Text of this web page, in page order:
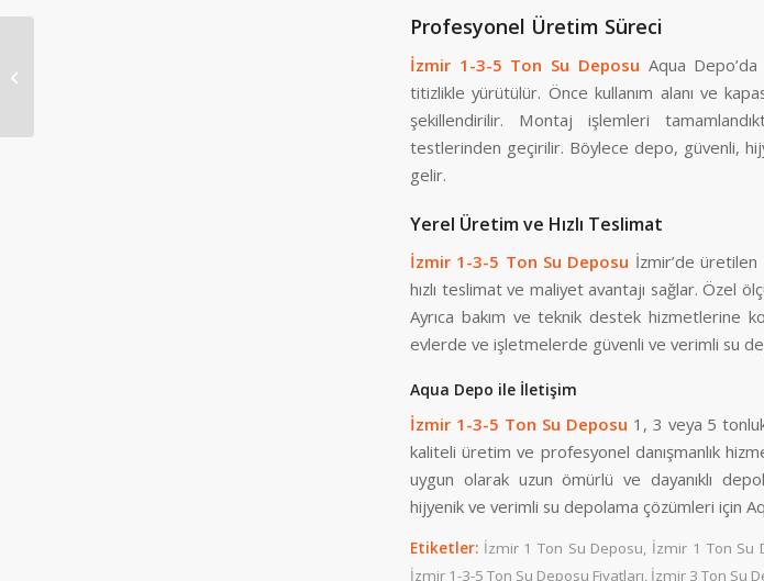
Profesyonel Üretim Süreci
İzmir 1-3-5 Ton Su Deposu Aqua
titizlikle yürütülür. Önce kullanım alanı ve
şekillendirilir. Montaj işlemleri
testlerinden geçirilir. Böylece depo, güvenli,
gelir.
Yerel Üretim ve Hızlı Teslimat
İzmir 1-3-5 Ton Su Deposu İzmir’de
hızlı teslimat ve maliyet avantajı sağlar. Özel
Ayrıca bakım ve teknik destek hizmetlerine
evlerde ve işletmelerde güvenli ve verimli su
Aqua Depo ile İletişim
İzmir 1-3-5 Ton Su Deposu 1, 3 veya 5
kaliteli üretim ve profesyonel danışmanlık
uygun olarak uzun ömürlü ve dayanıklı
hijyenik ve verimli su depolama çözümleri için
Etiketler: İzmir 1 Ton Su Deposu, İzmir 1 Ton Su
İzmir 1-3-5 Ton Su Deposu Fiyatları, İzmir 3 Ton Su